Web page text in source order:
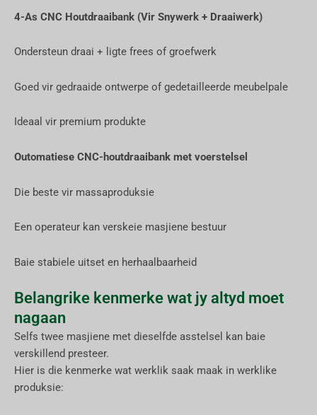
4-As CNC Houtdraaibank (Vir Snywerk + Draaiwerk)
Ondersteun draai + ligte frees of groefwerk
Goed vir gedraaide ontwerpe of gedetailleerde meubelpale
Ideaal vir premium produkte
Outomatiese CNC-houtdraaibank met voerstelsel
Die beste vir massaproduksie
Een operateur kan verskeie masjiene bestuur
Baie stabiele uitset en herhaalbaarheid
Belangrike kenmerke wat jy altyd moet
nagaan
Selfs twee masjiene met dieselfde asstelsel kan baie
verskillend presteer.
Hier is die kenmerke wat werklik saak maak in werklike
produksie: